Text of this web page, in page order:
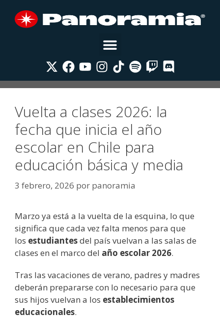
Vuelta a clases 2026: la
fecha que inicia el año
escolar en Chile para
educación básica y media
3 febrero, 2026 por panoramia
Marzo ya está a la vuelta de la esquina, lo que
significa que cada vez falta menos para que
los estudiantesdel país vuelvan a las salas de
clases en el marco del año escolar 2026.
Tras las vacaciones de verano, padres y madres
deberán prepararse con lo necesario para que
sus hijos vuelvan a los establecimientos
educacionales.